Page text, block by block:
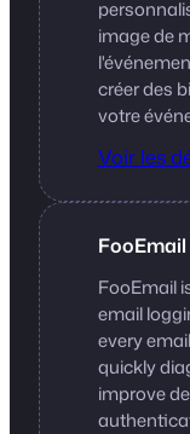
image de
créer des
votre
Voir les
FooEmail
FooEmail
email
every
quickly
improve